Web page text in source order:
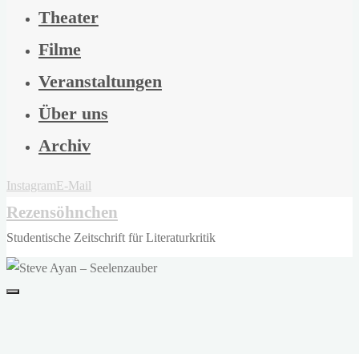
Theater
Filme
Veranstaltungen
Über uns
Archiv
InstagramE-Mail
Rezensöhnchen
Studentische Zeitschrift für Literaturkritik